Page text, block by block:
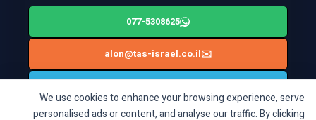
We use cookies to enhance your browsing experience, serve
personalised ads or content, and analyse our traffic. By clicking
077-5308625
✉️
alon@tas-israel.co.il